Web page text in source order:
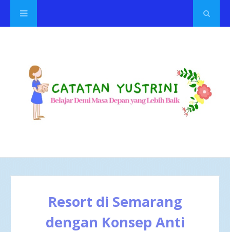
Resort di Semarang
dengan Konsep Anti